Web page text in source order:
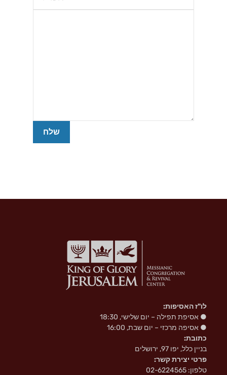
לו"ז האסיפות:
● אסיפת תפילה – יום שלישי, 18:30
● אסיפה מרכזי – יום שבת, 16:00
כתובת:
בניין כלל, יפו 97, ירושלים
פרטי יצירת קשר:
טלפון: 02-6224565